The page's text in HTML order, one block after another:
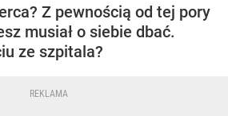
Z pewnością od tej pory
musiał o siebie dbać.
ze szpitala?